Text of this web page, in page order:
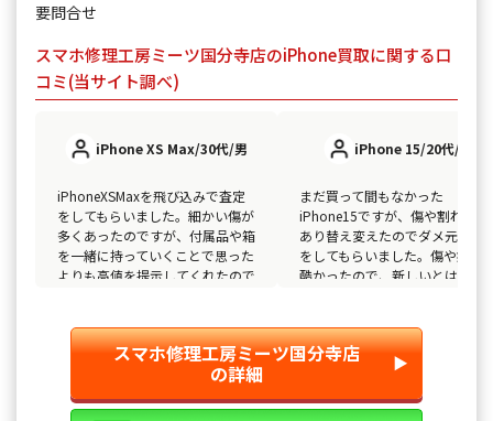
要問合せ
スマホ修理工房ミーツ国分寺店のiPhone買取に関する口
コミ(当サイト調べ)
iPhone XS Max/30代/男
iPhoneXSMaxを飛び込みで査定
をしてもらいました。細かい傷が
多くあったのですが、付属品や箱
を一緒に持っていくことで思った
よりも高値を提示してくれたので
iPhone 15/20代/男
まだ買って間もなかった
iPhone15ですが、傷や割れなど
あり替え変えたのでダメ元で査
をしてもらいました。傷や痛み
酷かったので、新しいとは言え
スマホ修理工房ミーツ国分寺店
の詳細 ▶︎